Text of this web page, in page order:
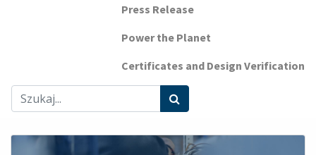
Press Release
Power the Planet
Certificates and Design Verification